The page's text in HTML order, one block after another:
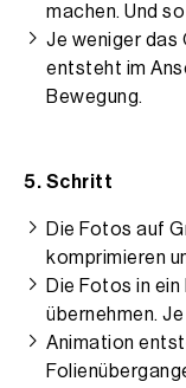
machen. Und
Je weniger das
entsteht im
Bewegung.
5. Schritt
Die Fotos auf
komprimieren
Die Fotos in
übernehmen.
Animation